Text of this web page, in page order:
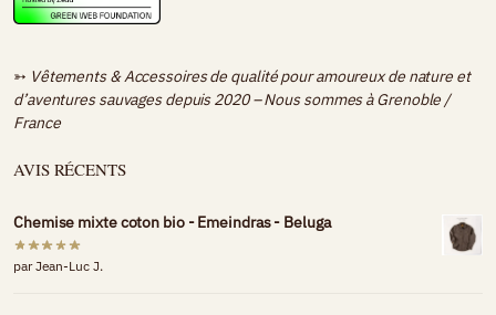
➳ Vêtements & Accessoires de qualité pour amoureux de nature et
d’aventures sauvages depuis 2020 – Nous sommes àGrenoble /
France
AVIS RÉCENTS
Chemise mixte coton bio - Emeindras - Beluga
par Jean-Luc J.